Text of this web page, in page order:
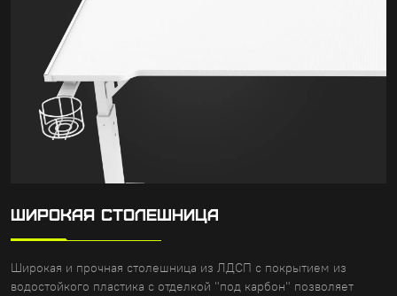
ШИРОКАЯ СТОЛЕШНИЦА
Широкая и прочная столешница из ЛДСП с покрытием из
водостойкого пластика с отделкой "под карбон" позволяет